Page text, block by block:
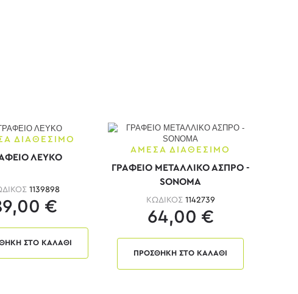
ΔΙΑΘΕΣΙΜΟ
ΛΕΥΚΟ
1139898
€
ΣΤΟ ΚΑΛΑΘΙ
ΑΜΕΣΑ ΔΙΑΘΕΣΙΜΟ
ΓΡΑΦΕΙΟ ΜΕΤΑΛΛΙΚΟ ΑΣΠΡΟ -
SONOMA
ΚΩΔΙΚΟΣ 1142739
64,00 €
ΠΡΟΣΘΗΚΗ ΣΤΟ ΚΑΛΑΘΙ